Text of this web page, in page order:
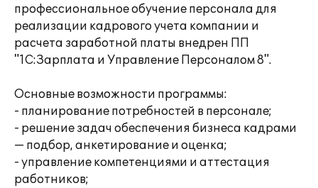
профессиональное обучение персонала для
реализации кадрового учета компании и
расчета заработной платы внедрен ПП
"1С:Зарплата и Управление Персоналом 8".
Основные возможности программы:
- планирование потребностей в персонале;
- решение задач обеспечения бизнеса кадрами
— подбор, анкетирование и оценка;
- управление компетенциями и аттестация
работников;